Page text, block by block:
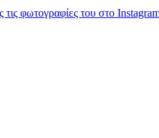
φωτογραφίες του στο